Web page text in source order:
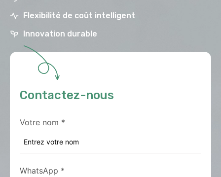
Flexibilité de coût intelligent
Innovation durable
Contactez-nous
Votre nom *
WhatsApp *